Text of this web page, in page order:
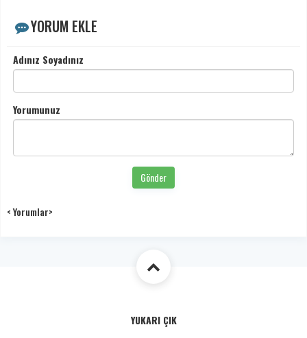
YORUM EKLE
Adınız Soyadınız
Yorumunuz
Gönder
< Yorumlar>
YUKARI ÇIK